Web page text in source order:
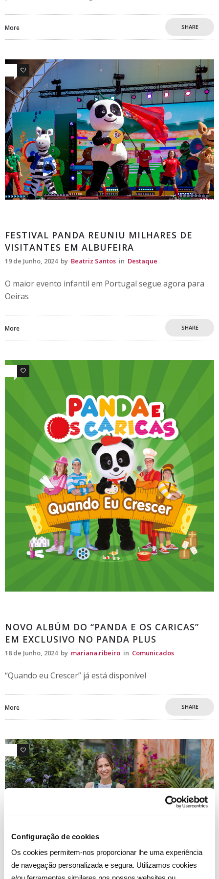
Configuração de cookies
Os cookies permitem-nos proporcionar lhe uma experiência
de navegação personalizada e segura. Utilizamos cookies
More SHARE
0
FESTIVAL PANDA REUNIU MILHARES DE
VISITANTES EM ALBUFEIRA
19 de Junho, 2024 by Beatriz Santos in Destaque
O maior evento infantil em Portugal segue agora para
Oeiras
More SHARE
0
NOVO ALBÚM DO “PANDA E OS CARICAS”
EM EXCLUSIVO NO PANDA PLUS
18 de Junho, 2024 by mariana.ribeiro in Comunicados
“Quando eu Crescer” já está disponível
More SHARE
0